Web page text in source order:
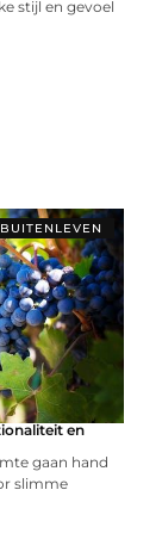
stijl en gevoel
en
gaan hand
slimme